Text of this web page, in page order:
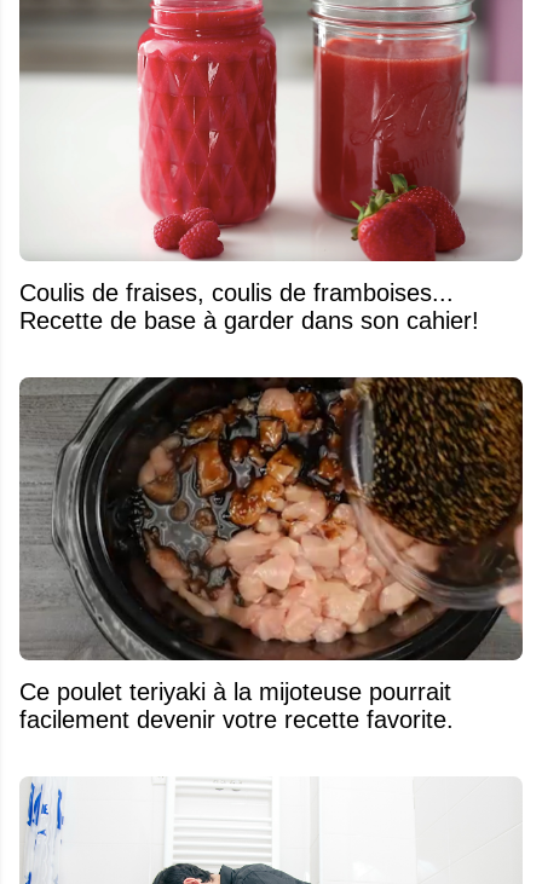
Coulis de fraises, coulis de framboises...
Recette de base à garder dans son cahier!
Ce poulet teriyaki à la mijoteuse pourrait
facilement devenir votre recette favorite.